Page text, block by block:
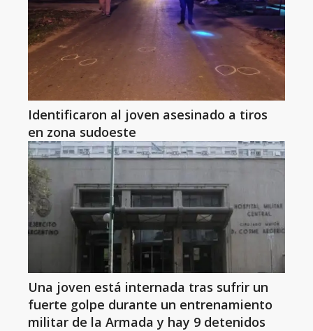
Identificaron al joven asesinado a tiros
en zona sudoeste
Una joven está internada tras sufrir un
fuerte golpe durante un entrenamiento
militar de la Armada y hay 9 detenidos